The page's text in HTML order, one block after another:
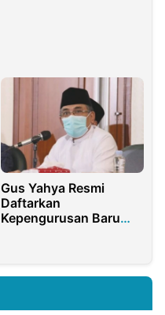
Gus Yahya Resmi
Daftarkan
Kepengurusan Baru